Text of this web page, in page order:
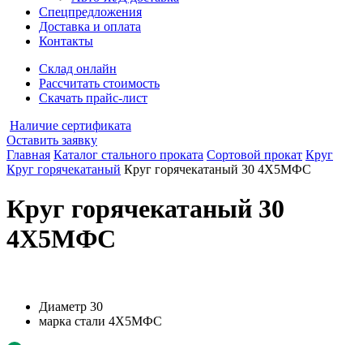
Спецпредложения
Доставка и оплата
Контакты
Склад онлайн
Рассчитать стоимость
Скачать прайс-лист
Наличие сертификата
Оставить заявку
Главная Каталог стального проката Сортовой прокат Круг
Круг горячекатаный Круг горячекатаный 30 4Х5МФС
Круг горячекатаный 30
4Х5МФС
Диаметр 30
марка стали 4Х5МФС